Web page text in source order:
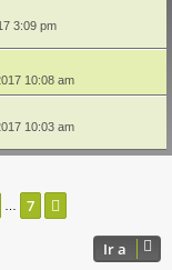
3:09 pm
10:08 am
10:03 am
7
Ir a